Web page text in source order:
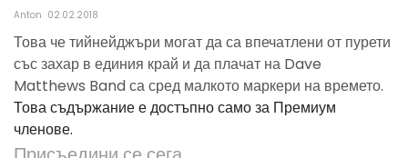
Anton 02.02.2018
Това че тийнейджъри могат да са впечатлени от пурети
със захар в единия край и да плачат на Dave
Matthews Band са сред малкото маркери на времето.
Това съдържание е достъпно само за Премиум
членове.